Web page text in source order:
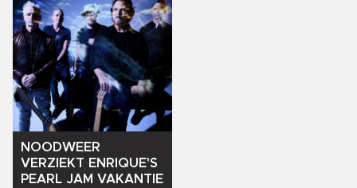
NOODWEER
VERZIEKT ENRIQUE'S
PEARL JAM VAKANTIE